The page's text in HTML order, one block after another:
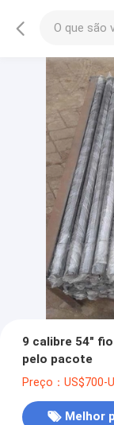
9 calibre 54"
pelo pacote
Preço：US$700-
Melhor